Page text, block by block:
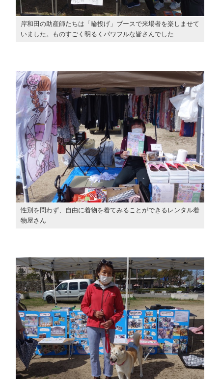
岸和田の助産師たちは「輪投げ」ブースで来場者を楽しませて
いました。ものすごく明るくパワフルな皆さんでした
性別を問わず、自由に着物を着てみることができるレンタル着
物屋さん